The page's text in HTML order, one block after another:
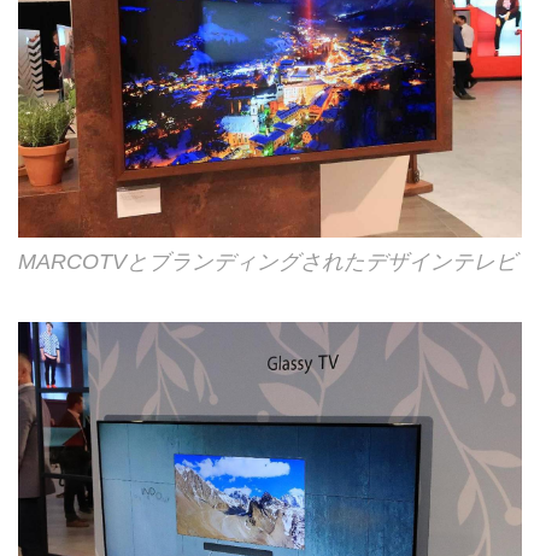
MARCOTVとブランディングされたデザインテレビ